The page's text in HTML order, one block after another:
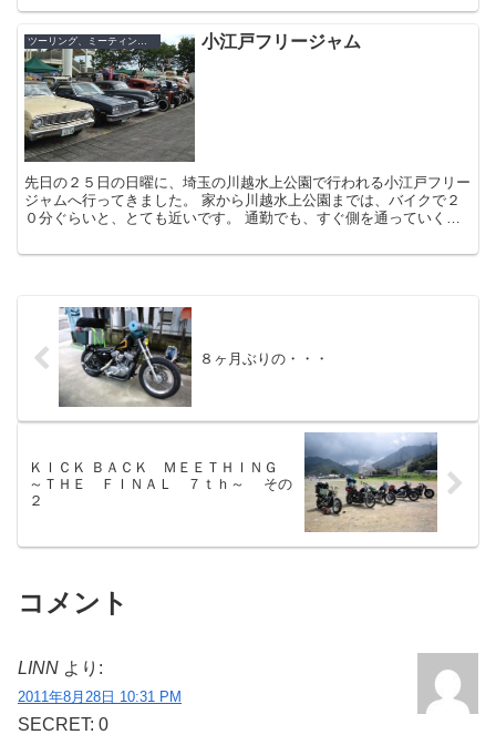
ツーリング、ミーティング、イベン 小江戸フリージャム
先日の２５日の日曜に、埼玉の川越水上公園で行われる小江戸フリー
ジャムへ行ってきました。 家から川越水上公園までは、バイクで２
０分ぐらいと、とても近いです。 通勤でも、すぐ側を通っていくぐ
８ヶ月ぶりの・・・
ＫＩＣＫ ＢＡＣＫ ＭＥＥＴＨＩＮＧ
～ＴＨＥ ＦＩＮＡＬ ７ｔｈ～ その
２
コメント
LINN より:
2011年8月28日 10:31 PM
SECRET: 0